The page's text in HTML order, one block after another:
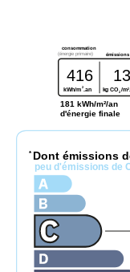
consommation
émissions
(énergie primaire)
416 13
kWh/m 2 .an kg CO2/m2
181 kWh/m²/an
d'énergie finale
* Dont émissions
peu d'émissions de